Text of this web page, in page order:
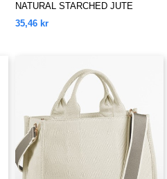
NATURAL STARCHED JUTE
MARKET SHOPPER
35,46 kr